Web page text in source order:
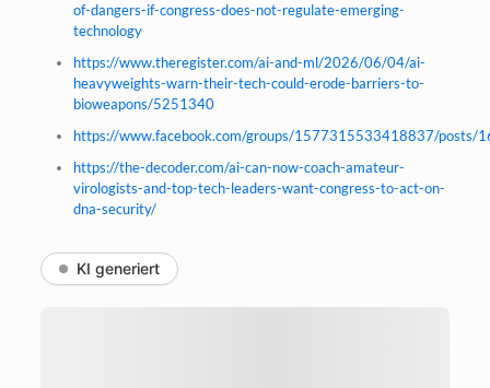
of-dangers-if-congress-does-not-regulate-emerging-
technology
https://www.theregister.com/ai-and-ml/2026/06/04/ai-
heavyweights-warn-their-tech-could-erode-barriers-to-
bioweapons/5251340
https://www.facebook.com/groups/1577315533418837/
https://the-decoder.com/ai-can-now-coach-amateur-
virologists-and-top-tech-leaders-want-congress-to-act-on-
dna-security/
KI generiert